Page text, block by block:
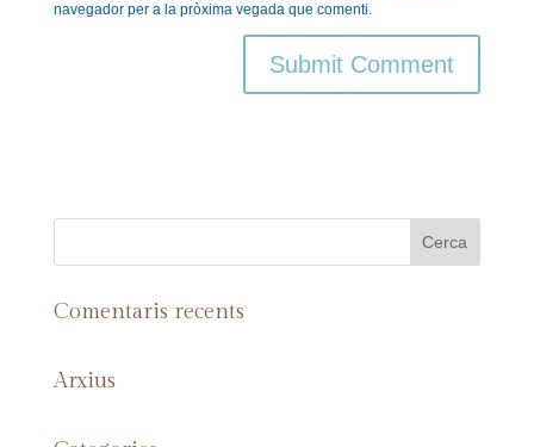
navegador per a la pròxima vegada que comenti.
Comentaris recents
Arxius